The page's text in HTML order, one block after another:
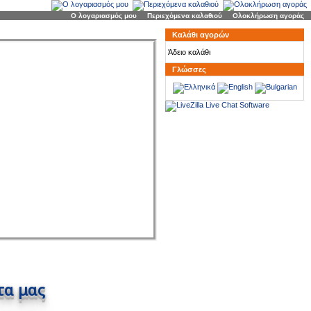
Ο λογαριασμός μου Περιεχόμενα καλαθιού Ολοκλήρωση αγοράς
μας
Καλάθι αγορών
Άδειο καλάθι
Γλώσσες